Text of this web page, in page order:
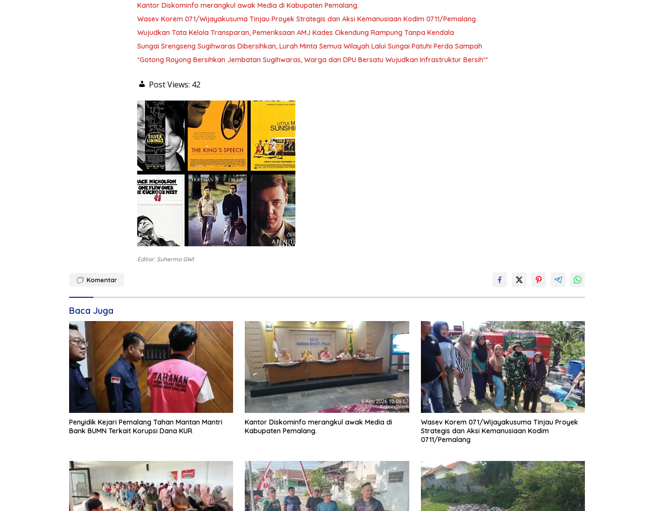
Kantor Diskominfo merangkul awak Media di Kabupaten Pemalang.
Wasev Korem 071/Wijayakusuma Tinjau Proyek Strategis dan Aksi Kemanusiaan Kodim 0711/Pemalang
Wujudkan Tata Kelola Transparan, Pemeriksaan AMJ Kades Cikendung Rampung Tanpa Kendala
Sungai Srengseng Sugihwaras Dibersihkan, Lurah Minta Semua Wilayah Lalui Sungai Patuhi Perda Sampah
*Gotong Royong Bersihkan Jembatan Sugihwaras, Warga dan DPU Bersatu Wujudkan Infrastruktur Bersih**
Post Views: 42
Editor: Suhermo GWI
Komentar
Baca Juga
Penyidik Kejari Pemalang Tahan Mantan Mantri
Bank BUMN Terkait Korupsi Dana KUR
Kantor Diskominfo merangkul awak Media di
Kabupaten Pemalang.
Wasev Korem 071/Wijayakusuma Tinjau Proyek
Strategis dan Aksi Kemanusiaan Kodim
0711/Pemalang